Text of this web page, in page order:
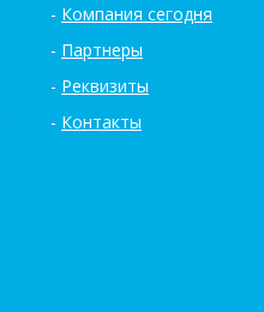
Компания сегодня
Партнеры
Реквизиты
Контакты